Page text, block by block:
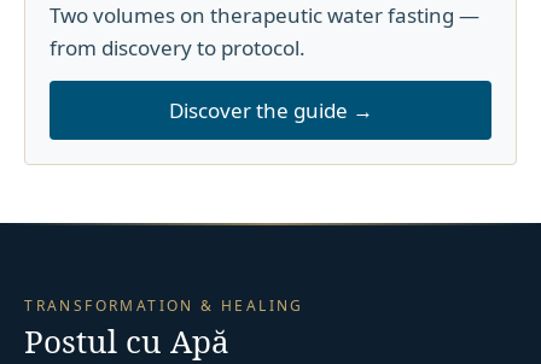
Two volumes on therapeutic water fasting —
from discovery to protocol.
Discover the guide →
TRANSFORMATION & HEALING
Postul cu Apă